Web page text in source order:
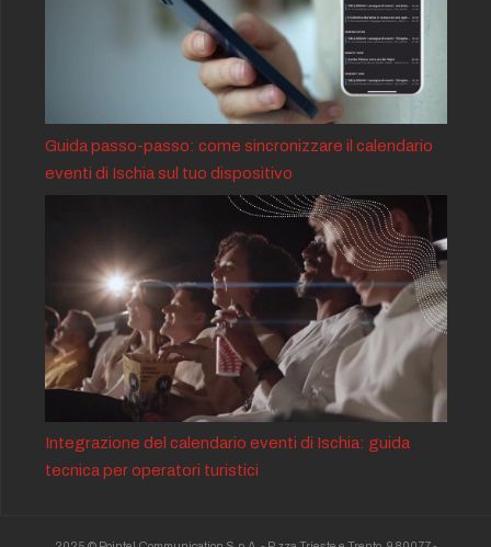
Guida passo-passo: come sincronizzare il calendario
eventi di Ischia sul tuo dispositivo
Integrazione del calendario eventi di Ischia: guida
tecnica per operatori turistici